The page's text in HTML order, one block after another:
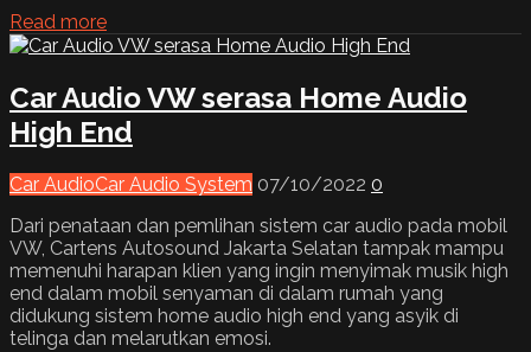
Read more
Car Audio VW serasa Home Audio
High End
Car AudioCar Audio System 07/10/2022 0
Dari penataan dan pemlihan sistem car audio pada mobil
VW, Cartens Autosound Jakarta Selatan tampak mampu
memenuhi harapan klien yang ingin menyimak musik high
end dalam mobil senyaman di dalam rumah yang
didukung sistem home audio high end yang asyik di
telinga dan melarutkan emosi.